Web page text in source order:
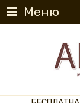
Меню